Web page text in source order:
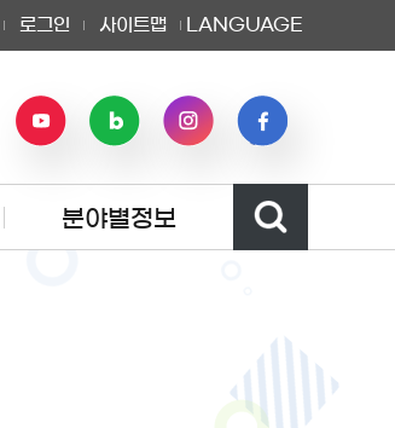
로그인 사이트맵 LANGUAGE
분야별정보